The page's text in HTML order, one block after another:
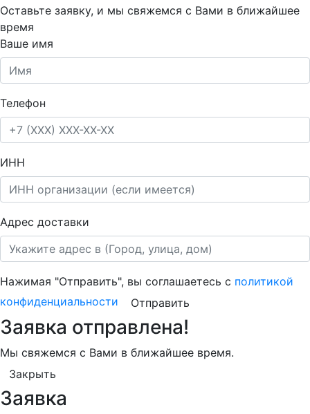
Оставьте заявку, и мы свяжемся с Вами в ближайшее
время
Ваше имя
Телефон
ИНН
Адрес доставки
Нажимая "Отправить", вы соглашаетесь с политикой
конфиденциальности
Отправить
Заявка отправлена!
Мы свяжемся с Вами в ближайшее время.
Закрыть
Заявка